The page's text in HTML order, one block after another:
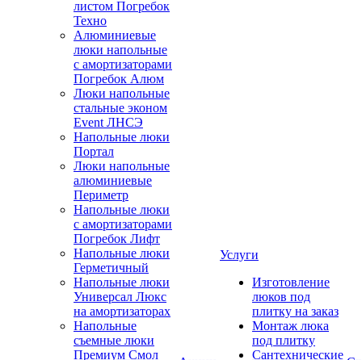
листом Погребок
Техно
Алюминиевые
люки напольные
с амортизаторами
Погребок Алюм
Люки напольные
стальные эконом
Event ЛНСЭ
Напольные люки
Портал
Люки напольные
алюминиевые
Периметр
Напольные люки
с амортизаторами
Погребок Лифт
Напольные люки
Герметичный
Напольные люки
Универсал Люкс
на амортизаторах
Напольные
съемные люки
Премиум Смол
Услуги
Изготовление
люков под
плитку на заказ
Монтаж люка
под плитку
Сантехнические